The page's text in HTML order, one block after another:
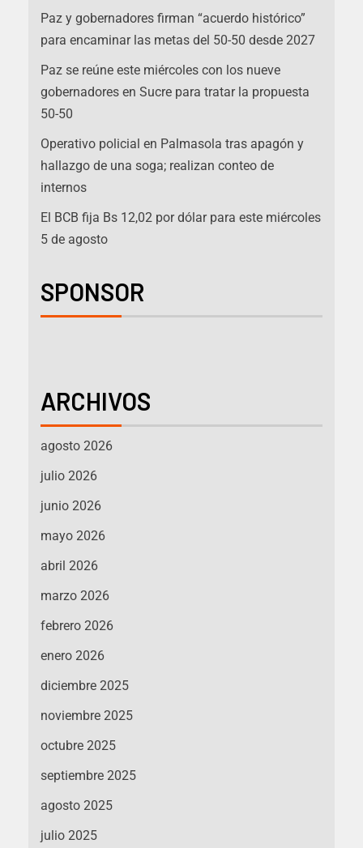
Paz y gobernadores firman “acuerdo histórico”
para encaminar las metas del 50-50 desde 2027
Paz se reúne este miércoles con los nueve
gobernadores en Sucre para tratar la propuesta
50-50
Operativo policial en Palmasola tras apagón y
hallazgo de una soga; realizan conteo de
internos
El BCB fija Bs 12,02 por dólar para este miércoles
5 de agosto
SPONSOR
ARCHIVOS
agosto 2026
julio 2026
junio 2026
mayo 2026
abril 2026
marzo 2026
febrero 2026
enero 2026
diciembre 2025
noviembre 2025
octubre 2025
septiembre 2025
agosto 2025
julio 2025